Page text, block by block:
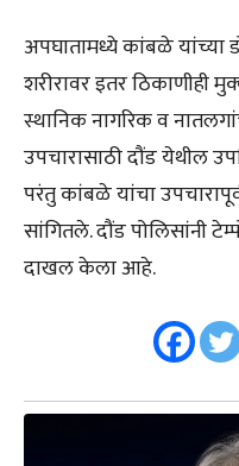
अपघातामध्ये कांबळे यांच्या
शरीरावर इतर ठिकाणीही
स्थानिक नागरिक व
उपचारासाठी दौंड येथील
परंतु कांबळे यांचा
सांगितले. दौंड पोलिसांनी
दाखल केला आहे.